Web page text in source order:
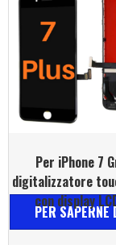
Per iPhone 7
digitalizzatore
con display
PER SAPERNE